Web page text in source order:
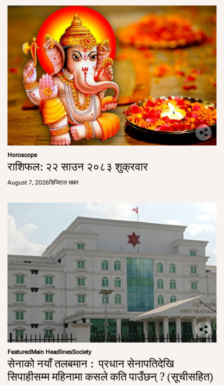
Horoscope
राशिफल: २२ साउन २०८३ शुक्रवार
August 7, 2026डिजिटल खबर
Featured Main HeadlinesSociety
सेनाको नयाँ तलबमान : प्रधान सेनापतिदेखि
सिपाहीसम्म महिनामा कसले कति पाउँछन् ? (सूचीसहित)